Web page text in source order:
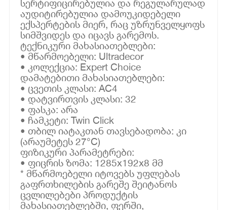
სერტიფიცირებულია და რეგულარულად
აუდიტირებულია დამოუკიდებელი
ექსპერტების მიერ, რაც უზრუნველყოფს
სიმშვიდეს და იცავს გარემოს.
ტექნიკური მახასიათებლები:
• მწარმოებელი: Ultradecor
• კოლექცია: Expert Choice
დამატებითი მახასიათებლები:
• ცვეთის კლასი: AC4
• დატვირთვის კლასი: 32
• ფასკა: არა
• ჩამკეტი: Twin Click
• თბილ იატაკთან თავსებადობა: კი
(არაუმეტეს 27°C)
ფიზიკური პარამეტრები:
• ფიცრის ზომა: 1285x192x8 მმ
* მწარმოებელი იტოვებს უფლებას
გაფრთხილების გარეშე შეიტანოს
ცვლილებები პროდუქტის
მახასიათებლებში, ფერში,